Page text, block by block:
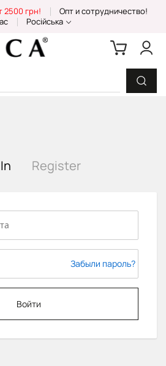
2500 грн!
Опт и сотрудничество!
Російська
Register
Забыли пароль?
Войти